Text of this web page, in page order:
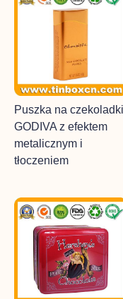
Puszka na czekoladki
GODIVA z efektem
metalicznym i
tłoczeniem